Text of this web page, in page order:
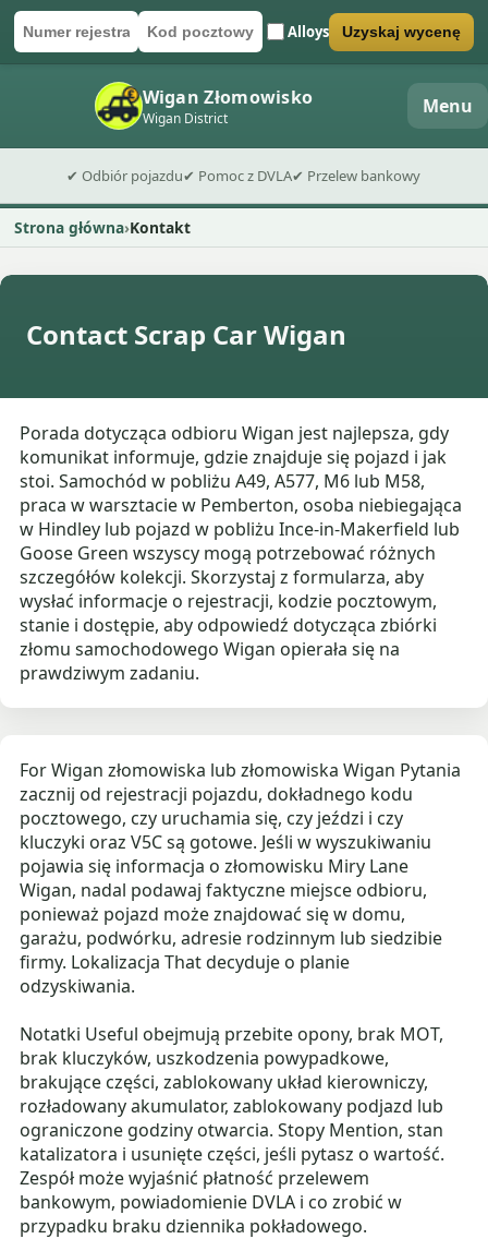
Numer rejestracyjny
Kod pocztowyAlloys
Wyślij formularz wyceny Uzyskaj wycenę
Wigan Złomowisko
Wigan District Menu
✔ Odbiór pojazdu✔ Pomoc z DVLA✔ Przelew bankowy
Strona główna Kontakt
Contact Scrap Car Wigan
Porada dotycząca odbioru Wigan jest najlepsza, gdy
komunikat informuje, gdzie znajduje się pojazd i jak
stoi. Samochód w pobliżu A49, A577, M6 lub M58,
praca w warsztacie w Pemberton, osoba niebiegająca
w Hindley lub pojazd w pobliżu Ince-in-Makerfield lub
Goose Green wszyscy mogą potrzebować różnych
szczegółów kolekcji. Skorzystaj z formularza, aby
wysłać informacje o rejestracji, kodzie pocztowym,
stanie i dostępie, aby odpowiedź dotycząca zbiórki
złomu samochodowego Wigan opierała się na
prawdziwym zadaniu.
For Wigan złomowiska lub złomowiska Wigan Pytania
zacznij od rejestracji pojazdu, dokładnego kodu
pocztowego, czy uruchamia się, czy jeździ i czy
kluczyki oraz V5C są gotowe. Jeśli w wyszukiwaniu
pojawia się informacja o złomowisku Miry Lane
Wigan, nadal podawaj faktyczne miejsce odbioru,
ponieważ pojazd może znajdować się w domu,
garażu, podwórku, adresie rodzinnym lub siedzibie
firmy. Lokalizacja That decyduje o planie
odzyskiwania.
Notatki Useful obejmują przebite opony, brak MOT,
brak kluczyków, uszkodzenia powypadkowe,
brakujące części, zablokowany układ kierowniczy,
rozładowany akumulator, zablokowany podjazd lub
ograniczone godziny otwarcia. Stopy Mention, stan
katalizatora i usunięte części, jeśli pytasz o wartość.
Zespół może wyjaśnić płatność przelewem
bankowym, powiadomienie DVLA i co zrobić w
przypadku braku dziennika pokładowego.